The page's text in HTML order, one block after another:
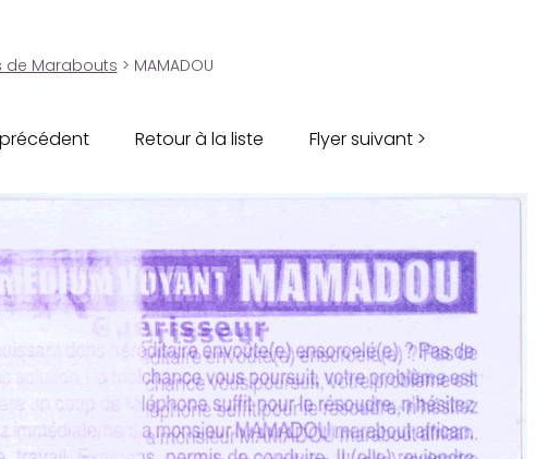
de Marabouts > MAMADOU
précédent Retour à la liste Flyer suivant >